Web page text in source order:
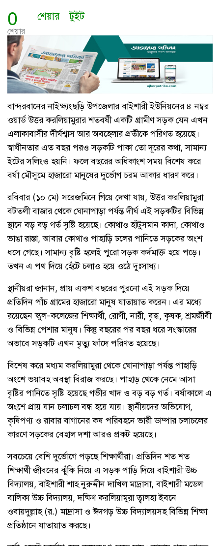
0
শেয়ার
শেয়ার টুইট
বান্দরবানের নাইক্ষ্যংছড়ি উপজেলার বাইশারী ইউনিয়নের ৪ নম্বর
ওয়ার্ড উত্তর করলিয়ামুরার শতবর্ষী একটি গ্রামীণ সড়ক যেন এখন
এলাকাবাসীর দীর্ঘশ্বাস আর অবহেলার প্রতীকে পরিণত হয়েছে।
স্বাধীনতার এত বছর পরও সড়কটি পাকা তো দূরের কথা, সামান্য
ইটের সলিংও হয়নি। ফলে বছরের অধিকাংশ সময় বিশেষ করে
বর্ষা মৌসুমে হাজারো মানুষের দুর্ভোগ চরম আকার ধারণ করে।
রবিবার (১০ মে) সরেজমিনে গিয়ে দেখা যায়, উত্তর করলিয়ামুরা
বটতলী বাজার থেকে ঘোনাপাড়া পর্যন্ত দীর্ঘ এই সড়কটির বিভিন্ন
স্থানে বড় বড় গর্ত সৃষ্টি হয়েছে। কোথাও হাঁটুসমান কাদা, কোথাও
ভাঙা রাস্তা, আবার কোথাও পাহাড়ি ঢলের পানিতে সড়কের অংশ
ধসে গেছে। সামান্য বৃষ্টি হলেই পুরো সড়ক কর্দমাক্ত হয়ে পড়ে।
তখন এ পথ দিয়ে হেঁটে চলাও হয়ে ওঠে দুঃসাধ্য।
স্থানীয়রা জানান, প্রায় একশ বছরের পুরনো এই সড়ক দিয়ে
প্রতিদিন পাঁচ গ্রামের হাজারো মানুষ যাতায়াত করেন। এর মধ্যে
রয়েছেন স্কুল-কলেজের শিক্ষার্থী, রোগী, নারী, বৃদ্ধ, কৃষক, শ্রমজীবী
ও বিভিন্ন পেশার মানুষ। কিন্তু বছরের পর বছর ধরে সংস্কারের
অভাবে সড়কটি এখন মৃত্যু ফাঁদে পরিণত হয়েছে।
বিশেষ করে মধ্যম করলিয়ামুরা থেকে ঘোনাপাড়া পর্যন্ত পাহাড়ি
অংশে ভয়াবহ অবস্থা বিরাজ করছে। পাহাড় থেকে নেমে আসা
বৃষ্টির পানিতে সৃষ্টি হয়েছে গভীর খাদ ও বড় বড় গর্ত। বর্ষাকালে এ
অংশে প্রায় যান চলাচল বন্ধ হয়ে যায়। স্থানীয়দের অভিযোগ,
কৃষিপণ্য ও রাবার বাগানের কষ পরিবহনে ভারী ডাম্পার চলাচলের
কারণে সড়কের বেহাল দশা আরও প্রকট হয়েছে।
সবচেয়ে বেশি দুর্ভোগে পড়ছে শিক্ষার্থীরা। প্রতিদিন শত শত
শিক্ষার্থী জীবনের ঝুঁকি নিয়ে এ সড়ক পাড়ি দিয়ে বাইশারী উচ্চ
বিদ্যালয়, বাইশারী শাহ নুরুদ্দীন দাখিল মাদ্রাসা, বাইশারী মডেল
বালিকা উচ্চ বিদ্যালয়, দক্ষিণ করলিয়ামুরা ত্বালহা ইবনে
ওবায়দুল্লাহ (র.) মাদ্রাসা ও ঈদগড় উচ্চ বিদ্যালয়সহ বিভিন্ন শিক্ষা
প্রতিষ্ঠানে যাতায়াত করছে।